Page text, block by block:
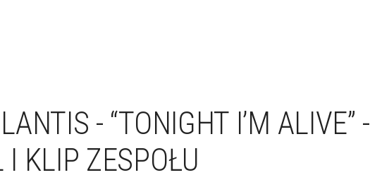
- “TONIGHT I’M ALIVE” -
I KLIP ZESPOŁU